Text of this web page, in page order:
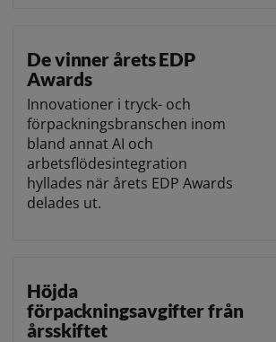
De vinner årets EDP
Awards
Innovationer i tryck- och
förpackningsbranschen inom
bland annat AI och
arbetsflödesintegration
hyllades när årets EDP Awards
delades ut.
Höjda
förpackningsavgifter från
årsskiftet